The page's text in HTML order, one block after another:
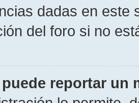
dadas en este
del foro si no
reportar un